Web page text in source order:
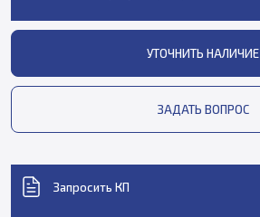
УТОЧНИТЬ НАЛИЧИЕ
ЗАДАТЬ ВОПРОС
Запросить КП